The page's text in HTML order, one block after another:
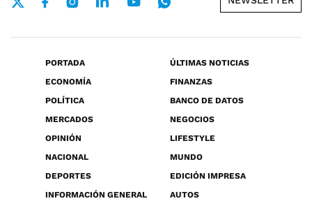
PORTADA
ÚLTIMAS NOTICIAS
ECONOMÍA
FINANZAS
POLÍTICA
BANCO DE DATOS
MERCADOS
NEGOCIOS
OPINIÓN
LIFESTYLE
NACIONAL
MUNDO
DEPORTES
EDICIÓN IMPRESA
INFORMACIÓN GENERAL
AUTOS